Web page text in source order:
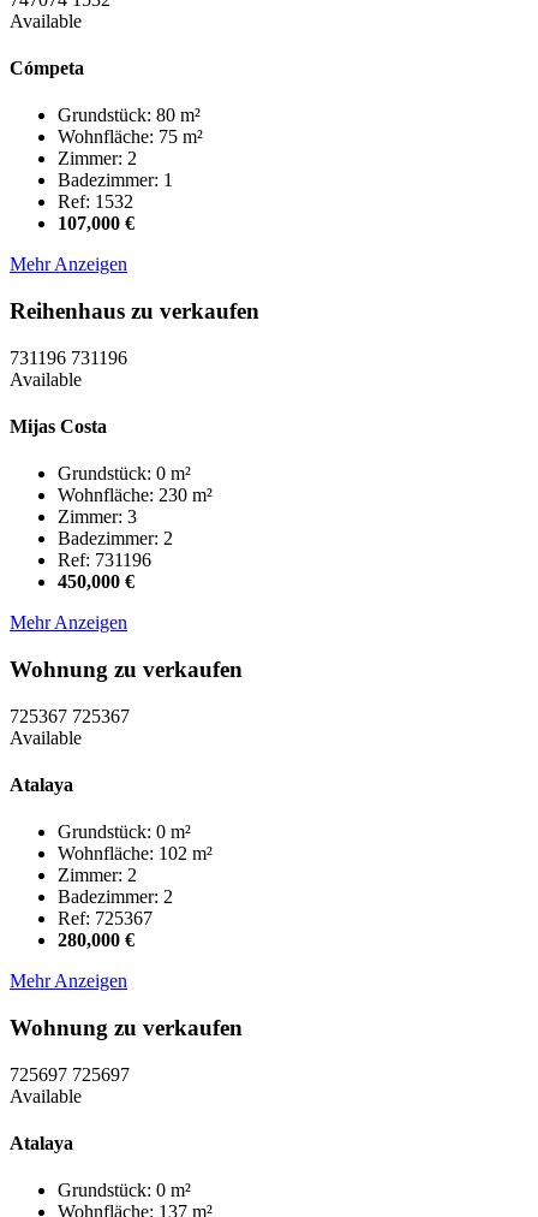
Available
Cómpeta
Grundstück: 80 m²
Wohnfläche: 75 m²
Zimmer: 2
Badezimmer: 1
Ref: 1532
107,000 €
Mehr Anzeigen
Reihenhaus zu verkaufen
731196 731196
Available
Mijas Costa
Grundstück: 0 m²
Wohnfläche: 230 m²
Zimmer: 3
Badezimmer: 2
Ref: 731196
450,000 €
Mehr Anzeigen
Wohnung zu verkaufen
725367 725367
Available
Atalaya
Grundstück: 0 m²
Wohnfläche: 102 m²
Zimmer: 2
Badezimmer: 2
Ref: 725367
280,000 €
Mehr Anzeigen
Wohnung zu verkaufen
725697 725697
Available
Atalaya
Grundstück: 0 m²
Wohnfläche: 137 m²